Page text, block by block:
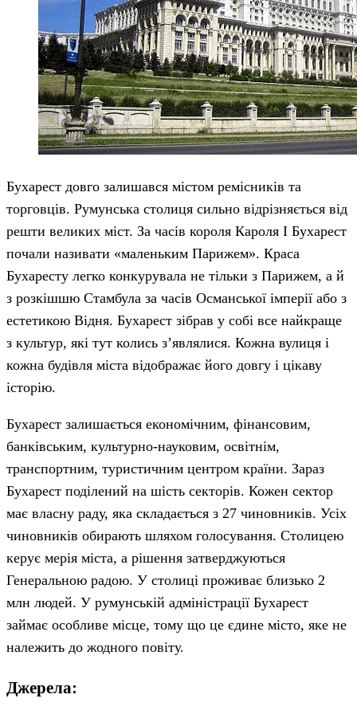
Бухарест довго залишався містом ремісників та
торговців. Румунська столиця сильно відрізняється від
решти великих міст. За часів короля Кароля І Бухарест
почали називати «маленьким Парижем». Краса
Бухаресту легко конкурувала не тільки з Парижем, а й
з розкішшю Стамбула за часів Османської імперії або з
естетикою Відня. Бухарест зібрав у собі все найкраще
з культур, які тут колись з’являлися. Кожна вулиця і
кожна будівля міста відображає його довгу і цікаву
історію.
Бухарест залишається економічним, фінансовим,
банківським, культурно-науковим, освітнім,
транспортним, туристичним центром країни. Зараз
Бухарест поділений на шість секторів. Кожен сектор
має власну раду, яка складається з 27 чиновників. Усіх
чиновників обирають шляхом голосування. Столицею
керує мерія міста, а рішення затверджуються
Генеральною радою. У столиці проживає близько 2
млн людей. У румунській адміністрації Бухарест
займає особливе місце, тому що це єдине місто, яке не
належить до жодного повіту.
Джерела: